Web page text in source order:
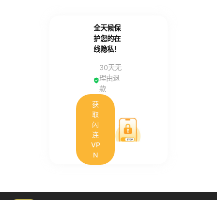
全天候保
护您的在
线隐私！
30天无
理由退
款
获
取
闪
连
VP
N